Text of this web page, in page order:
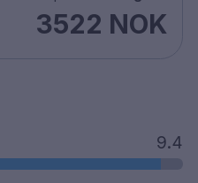
3522 NOK
9.4